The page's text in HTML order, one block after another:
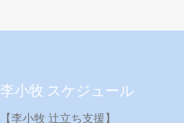
李小牧 スケジュール
【李小牧 辻立ち支援】